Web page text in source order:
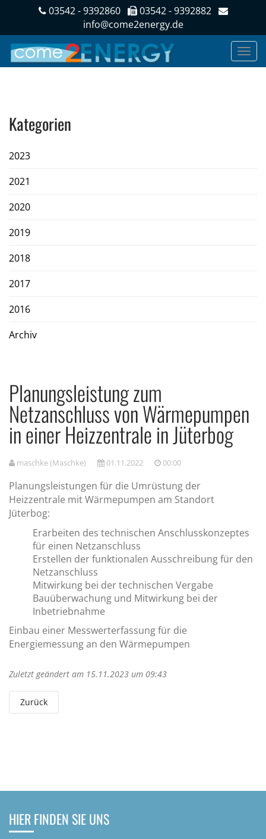
03542 - 9392860
03542 - 9392882
info@come2energy.de
Kategorien
2023
2021
2020
2019
2018
2017
2016
Archiv
Planungsleistung zum
Netzanschluss von Wärmepumpen
in einer Heizzentrale in Jüterbog
maschke (Maschke) 01.11.2022 00:00
Planungsleistungen für die Umrüstung der
Heizzentrale mit Wärmepumpen am Standort
Jüterbog:
Erarbeiten des technischen Anschlusskonzeptes
für einen Netzanschluss
Erstellen der funktionalen Ausschreibung für den
Netzanschluss
Mitwirkung bei der technischen Vergabe
Bauüberwachung und Mitwirkung bei der
Inbetriebnahme
Einbau einer Messwerterfassung für die
Energiemessung an den Wärmepumpen
Zuletzt geändert am 15.11.2023 um 09:43
Zurück
HIER FINDEN SIE UNS